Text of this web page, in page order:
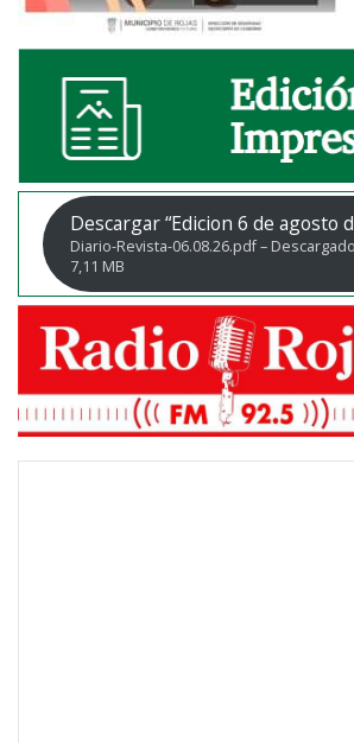
Descargar “Edicion 6 de agosto
Diario-Revista-06.08.26.pdf –
7,11 MB